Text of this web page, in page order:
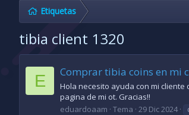
Etiquetas
tibia client 1320
E Comprar tibia coins en mi
Hola necesito ayuda con mi
pagina de mi ot. Gracias!!
eduardoaam Tema 29 Dic 2024